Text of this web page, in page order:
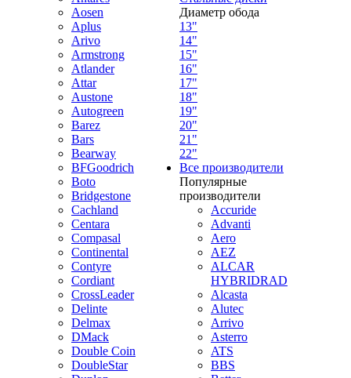
Aosen
Aplus
Arivo
Armstrong
Atlander
Attar
Austone
Autogreen
Barez
Bars
Bearway
BFGoodrich
Boto
Bridgestone
Cachland
Centara
Compasal
Continental
Contyre
Cordiant
CrossLeader
Delinte
Delmax
DMack
Double Coin
DoubleStar
Диаметр обода
13"
14"
15"
16"
17"
18"
19"
20"
21"
22"
Все производители
Популярные
производители
Accuride
Advanti
Aero
AEZ
ALCAR
HYBRIDRAD
Alcasta
Alutec
Arrivo
Asterro
ATS
BBS